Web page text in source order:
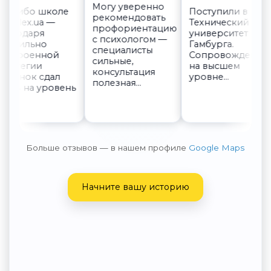
школе
—
сдал
на уровень
Могу уверенно
рекомендовать
профориентацию
с психологом —
специалисты
сильные,
консультация
полезная...
Поступили в
Технический
университет
Гамбурга.
Сопровождение
на высшем
уровне...
Больше отзывов — в нашем профиле Google Maps
Начните вашу историю